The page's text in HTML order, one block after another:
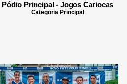
Pódio Principal - Jogos Cariocas
Categoria Principal